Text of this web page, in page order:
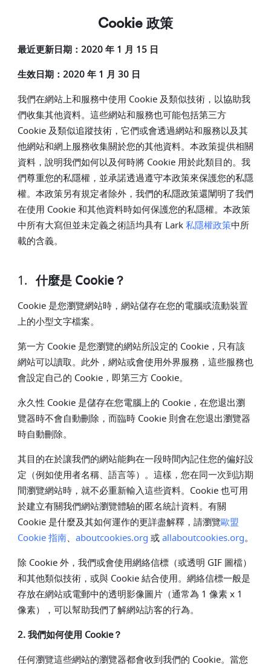
Cookie 政策
最近更新日期：2020 年 1 月 15 日
生效日期：2020 年 1 月 30 日
我們在網站上和服務中使用 Cookie 及類似技術，以協助我
們收集其他資料。這些網站和服務也可能包括第三方
Cookie 及類似追蹤技術，它們或會透過網站和服務以及其
他網站和網上服務收集關於您的其他資料。本政策提供相關
資料，說明我們如何以及何時將 Cookie 用於此類目的。我
們尊重您的私隱權，並承諾透過遵守本政策來保護您的私隱
權。本政策另有規定者除外，我們的私隱政策還闡明了我們
在使用 Cookie 和其他資料時如何保護您的私隱權。本政策
中所有大寫但並未定義之術語均具有 Lark私隱權政策中所
載的含義。
1. 什麼是 Cookie？
Cookie 是您瀏覽網站時，網站儲存在您的電腦或流動裝置
上的小型文字檔案。
第一方 Cookie 是您瀏覽的網站所設定的 Cookie，只有該
網站可以讀取。此外，網站或會使用外界服務，這些服務也
會設定自己的 Cookie，即第三方 Cookie。
永久性 Cookie 是儲存在您電腦上的 Cookie，在您退出瀏
覽器時不會自動刪除，而臨時 Cookie 則會在您退出瀏覽器
時自動刪除。
其目的在於讓我們的網站能夠在一段時間內記住您的偏好設
定（例如使用者名稱、語言等）。這樣，您在同一次到訪期
間瀏覽網站時，就不必重新輸入這些資料。Cookie 也可用
於建立有關我們網站瀏覽體驗的匿名統計資料。有關
Cookie 是什麼及其如何運作的更詳盡解釋，請瀏覽歐盟
Cookie指南、 aboutcookies.org 或allaboutcookies.org。
除 Cookie 外，我們或會使用網絡信標（或透明 GIF 圖檔）
和其他類似技術，或與 Cookie 結合使用。網絡信標一般是
存放在網站或電郵中的透明影像圖片（通常為 1 像素 x 1
像素），可以幫助我們了解網站訪客的行為。
2. 我們如何使用 Cookie？
任何瀏覽這些網站的瀏覽器都會收到我們的 Cookie。當您